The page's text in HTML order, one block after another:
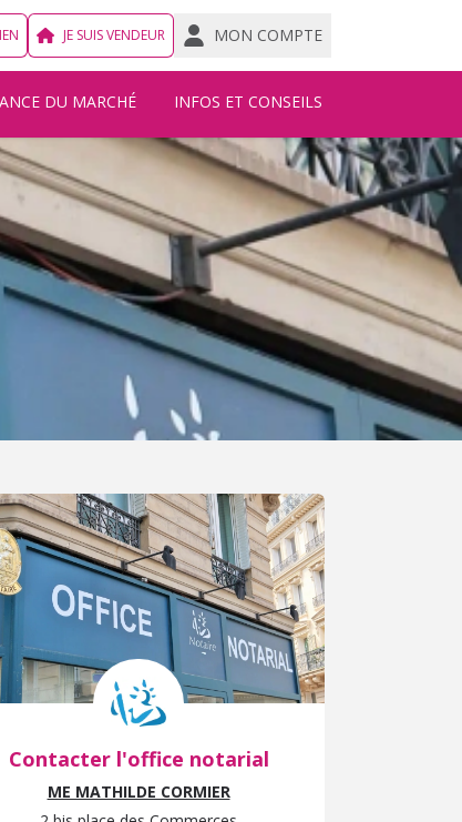
JE SUIS VENDEUR MON COMPTE
DU MARCHÉ INFOS ET CONSEILS
Contacter l'office notarial
ME MATHILDE CORMIER